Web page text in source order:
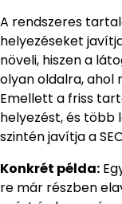
A rendszeres
helyezéseket
növeli, hiszen a
olyan oldalra, ahol
Emellett a friss
helyezést, és több
szintén javítja a
Konkrét példa:
re már részben